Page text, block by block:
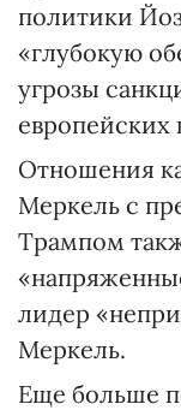
политики
«глубокую
угрозы
европейских
Отношения
Меркель с
Трампом
лидер
Меркель.
Еще больше